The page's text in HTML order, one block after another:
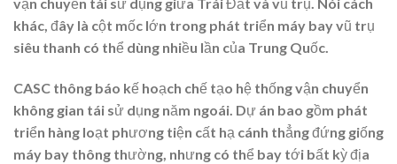
vận chuyển tái sử dụng giữa Trái Đất và vũ trụ. Nói cách
khác, đây là cột mốc lớn trong phát triển máy bay vũ trụ
siêu thanh có thể dùng nhiều lần của Trung Quốc.
CASC thông báo kế hoạch chế tạo hệ thống vận chuyển
không gian tái sử dụng năm ngoái. Dự án bao gồm phát
triển hàng loạt phương tiện cất hạ cánh thẳng đứng giống
máy bay thông thường, nhưng có thể bay tới bất kỳ địa